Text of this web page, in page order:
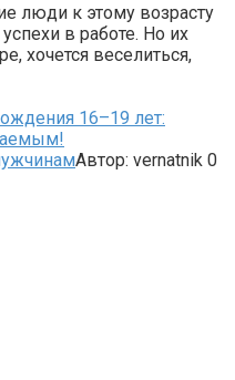
люди к этому возрасту
в работе. Но их
хочется веселиться,
16–19 лет:
Автор: vernatnik 0